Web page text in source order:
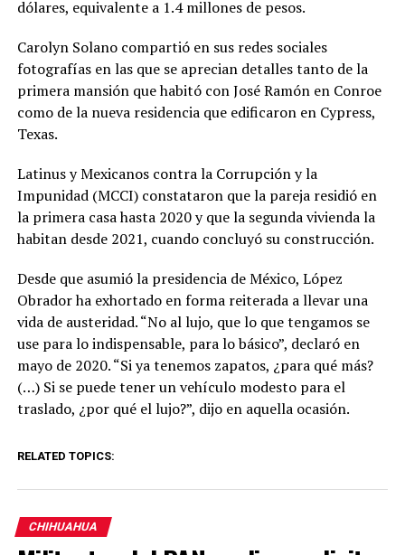
dólares, equivalente a 1.4 millones de pesos.
Carolyn Solano compartió en sus redes sociales
fotografías en las que se aprecian detalles tanto de la
primera mansión que habitó con José Ramón en Conroe
como de la nueva residencia que edificaron en Cypress,
Texas.
Latinus y Mexicanos contra la Corrupción y la
Impunidad (MCCI) constataron que la pareja residió en
la primera casa hasta 2020 y que la segunda vivienda la
habitan desde 2021, cuando concluyó su construcción.
Desde que asumió la presidencia de México, López
Obrador ha exhortado en forma reiterada a llevar una
vida de austeridad. “No al lujo, que lo que tengamos se
use para lo indispensable, para lo básico”, declaró en
mayo de 2020. “Si ya tenemos zapatos, ¿para qué más?
(…) Si se puede tener un vehículo modesto para el
traslado, ¿por qué el lujo?”, dijo en aquella ocasión.
RELATED TOPICS:
CHIHUAHUA